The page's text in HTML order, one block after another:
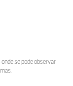
se pode observar